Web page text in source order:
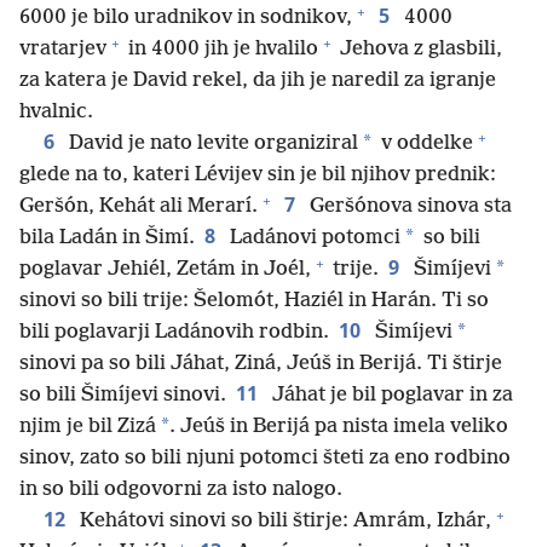
6000 je bilo uradnikov in sodnikov, + 5
4000
vratarjev + in 4000 jih je hvalilo + Jehova z glasbili,
za katera je David rekel, da jih je naredil za igranje
hvalnic.
6 David je nato levite organiziral * v oddelke +
glede na to, kateri Lévijev sin je bil njihov prednik:
Geršón, Kehát ali Merarí. + 7
Geršónova sinova sta
bila Ladán in Šimí. 8 Ladánovi potomci * so bili
poglavar Jehiél, Zetám in Joél, + trije. 9 Šimíjevi *
sinovi so bili trije: Šelomót, Haziél in Harán. Ti so
bili poglavarji Ladánovih rodbin. 10 Šimíjevi *
sinovi pa so bili Jáhat, Ziná, Jeúš in Berijá. Ti štirje
so bili Šimíjevi sinovi. 11
Jáhat je bil poglavar in za
njim je bil Zizá *. Jeúš in Berijá pa nista imela veliko
sinov, zato so bili njuni potomci šteti za eno rodbino
in so bili odgovorni za isto nalogo.
12 Kehátovi sinovi so bili štirje: Amrám, Izhár, +